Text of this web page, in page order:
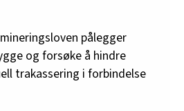
pålegger
og forsøke å hindre
trakassering i forbindelse